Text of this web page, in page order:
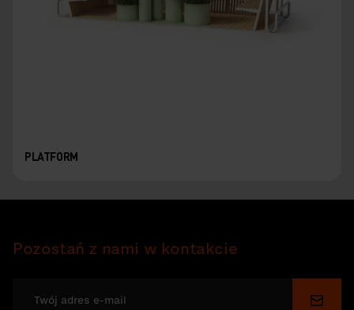
PLATFORM
Pozostań z nami w kontakcie
Wyślij